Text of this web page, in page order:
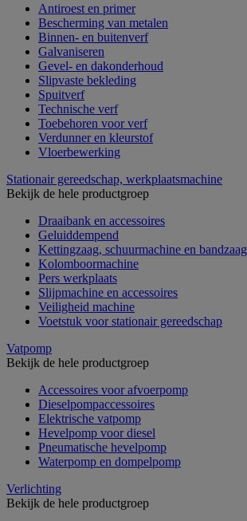
Antiroest en primer
Bescherming van metalen
Binnen- en buitenverf
Galvaniseren
Gevel- en dakonderhoud
Slipvaste bekleding
Spuitverf
Technische verf
Toebehoren voor verf
Verdunner en kleurstof
Vloerbewerking
Stationair gereedschap, werkplaatsmachine
Bekijk de hele productgroep
Draaibank en accessoires
Geluiddempend
Kettingzaag, schuurmachine en bandzaag
Kolomboormachine
Pers werkplaats
Slijpmachine en accessoires
Veiligheid machine
Voetstuk voor stationair gereedschap
Vatpomp
Bekijk de hele productgroep
Accessoires voor afvoerpomp
Dieselpompaccessoires
Elektrische vatpomp
Hevelpomp voor diesel
Pneumatische hevelpomp
Waterpomp en dompelpomp
Verlichting
Bekijk de hele productgroep